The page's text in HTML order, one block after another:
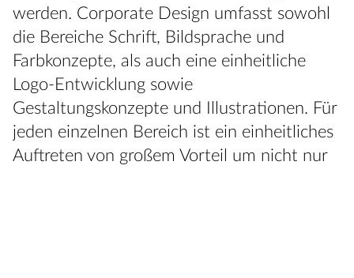
werden. Corporate Design umfasst sowohl
die Bereiche Schrift, Bildsprache und
Farbkonzepte, als auch eine einheitliche
Logo-Entwicklung sowie
Gestaltungskonzepte und Illustrationen. Für
jeden einzelnen Bereich ist ein einheitliches
Auftreten von großem Vorteil um nicht nur